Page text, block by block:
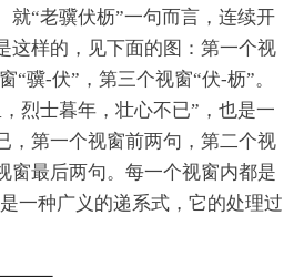
就“老骥伏枥”一句而言，连续开
这样的，见下面的图：第一个视
“骥-伏”，第三个视窗“伏-枥”。
烈士暮年，壮心不已”，也是一
，第一个视窗前两句，第二个视
窗最后两句。每一个视窗内都是
一种广义的递系式，它的处理过